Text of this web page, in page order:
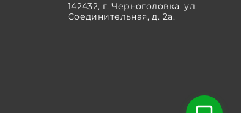
142432, г. Черноголовка, ул.
Соединительная, д. 2а.